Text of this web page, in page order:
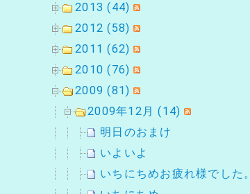
2013 (44)
2012 (58)
2011 (62)
2010 (76)
2009 (81)
2009年12月 (14)
明日のおまけ
いよいよ
いちにちめお疲れ様でした。